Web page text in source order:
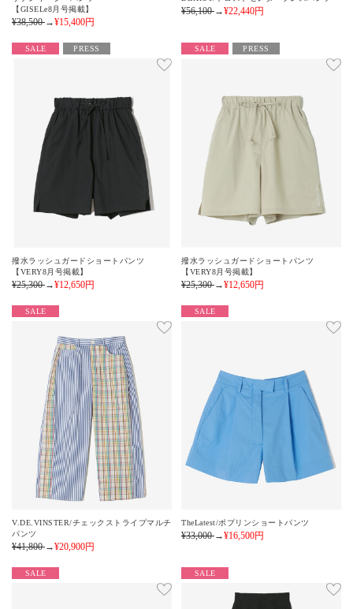
【GISELe8月号掲載】
¥38,500→¥15,400円
¥56,100→¥22,440円
SALE PRESS
撥水ラッシュガードショートパンツ
【VERY8月号掲載】
¥25,300→¥12,650円
SALE PRESS
撥水ラッシュガードショートパンツ
【VERY8月号掲載】
¥25,300→¥12,650円
SALE
V.DE.VINSTER/チェックストライプマルチ
パンツ
¥41,800→¥20,900円
SALE
TheLatest/ポプリンショートパンツ
¥33,000→¥16,500円
SALE SALE